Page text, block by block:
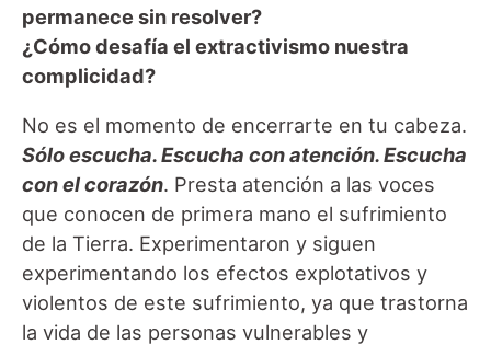
permanece sin resolver?
¿Cómo desafía el extractivismo nuestra
complicidad?
No es el momento de encerrarte en tu cabeza.
Sólo escucha. Escucha con atención. Escucha
con el corazón. Presta atención a las voces
que conocen de primera mano el sufrimiento
de la Tierra. Experimentaron y siguen
experimentando los efectos explotativos y
violentos de este sufrimiento, ya que trastorna
la vida de las personas vulnerables y